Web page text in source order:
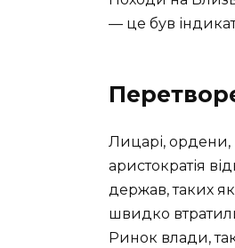
— це був
Лицарі, ордени,
аристократія
держав, таких
швидко
Ринок влади,